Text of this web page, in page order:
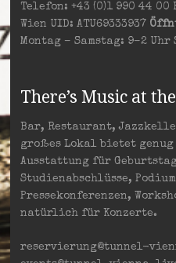
Telefon: +43 (0)1 990 44 00
Wien UID: ATU69333937
Montag – Samstag: 9–2 Uhr
There’s Music at
Bar, Restaurant,
großes Lokal bietet genug
Ausstattung für
Studienabschlüsse,
Pressekonferenzen,
natürlich für Konzerte.
reservierung@tunnel-